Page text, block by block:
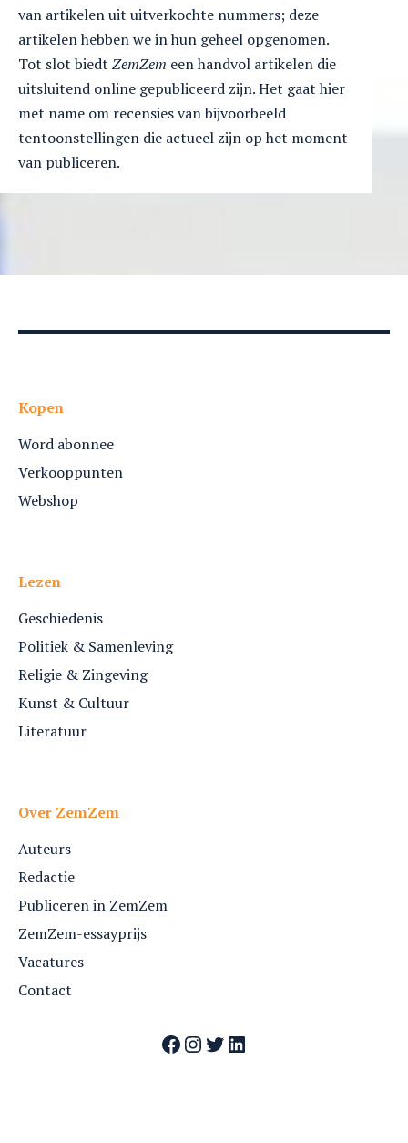
van artikelen uit uitverkochte nummers; deze
artikelen hebben we in hun geheel opgenomen.
Tot slot biedt ZemZem een handvol artikelen die
uitsluitend online gepubliceerd zijn. Het gaat hier
met name om recensies van bijvoorbeeld
tentoonstellingen die actueel zijn op het moment
van publiceren.
Kopen
Word abonnee
Verkooppunten
Webshop
Lezen
Geschiedenis
Politiek & Samenleving
Religie & Zingeving
Kunst & Cultuur
Literatuur
Over ZemZem
Auteurs
Redactie
Publiceren in ZemZem
ZemZem-essayprijs
Vacatures
Contact
Facebook
Instagram
Twitter
LinkedIn